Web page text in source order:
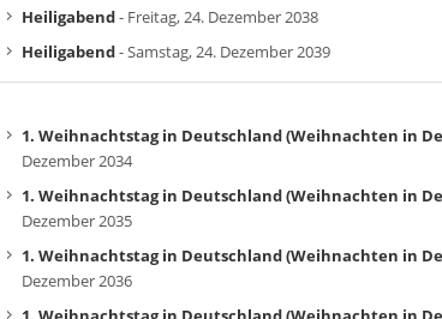
Heiligabend- Freitag, 24. Dezember 2038
Heiligabend- Samstag, 24. Dezember 2039
1. Weihnachtstag in Deutschland (Weihnachten in
Dezember 2034
1. Weihnachtstag in Deutschland (Weihnachten in
Dezember 2035
1. Weihnachtstag in Deutschland (Weihnachten in
Dezember 2036